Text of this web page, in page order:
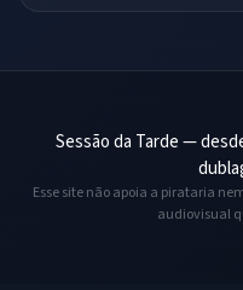
Sessão da Tarde —
Esse site não apoia a pirataria
audiovisual